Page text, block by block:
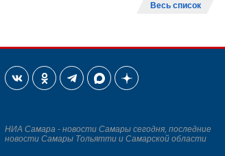
Весь список
НИА Самара - новости Самары сегодня, последние
новости Самары Тольятти и Самарской области